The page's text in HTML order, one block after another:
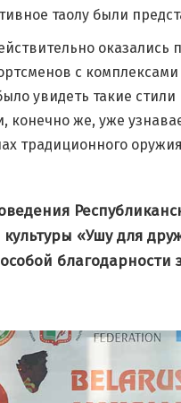
таолу были
с
увидеть такие
конечно же, уже
традиционного
«Ушу для
благодарности